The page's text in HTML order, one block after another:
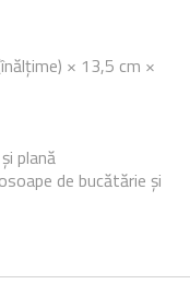
× 13,5 cm ×
plană
de bucătărie și